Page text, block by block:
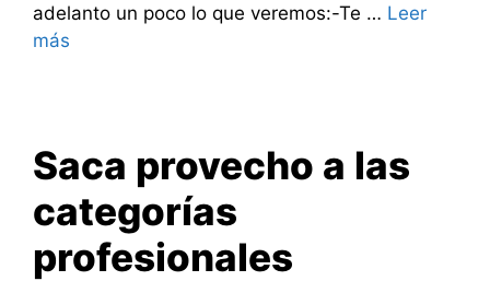
adelanto un poco lo que veremos:-Te … Leer
más
Saca provecho a las
categorías
profesionales